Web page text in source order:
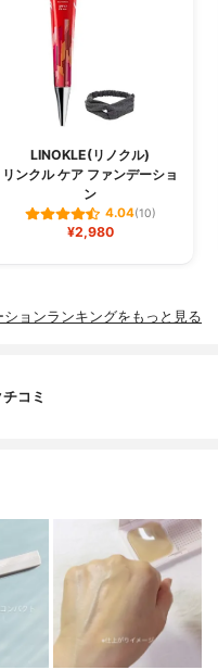
LINOKLE(リノクル)
リンクル ケア ファンデーショ
ン
4.04(10)
¥2,980
ションランキングをもっと見る
コミ